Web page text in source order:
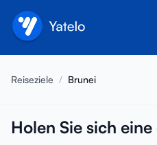
Über uns
Reiseziele / Brunei
Holen Sie sich